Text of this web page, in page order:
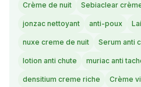
Crème de nuit Sebiaclear
jonzac nettoyant anti-poux
nuxe creme de nuit Serum anti
lotion anti chute muriac anti
densitium creme riche Crème